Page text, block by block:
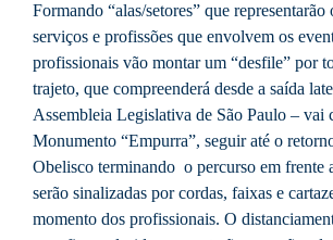
Formando “alas/setores” que representarão
serviços e profissões que envolvem os
profissionais vão montar um “desfile” por
trajeto, que compreenderá desde a saída
Assembleia Legislativa de São Paulo – vai
Monumento “Empurra”, seguir até o
Obelisco terminando o percurso em frente
serão sinalizadas por cordas, faixas e
momento dos profissionais. O